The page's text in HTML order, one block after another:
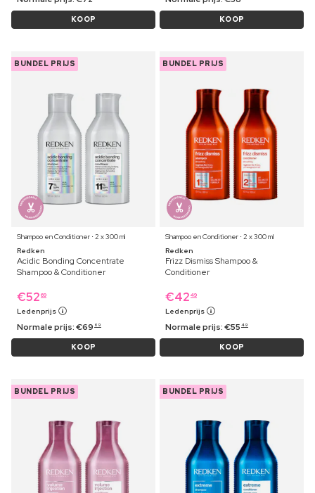
KOOP KOOP
BUNDEL PRIJS
Shampoo en Conditioner ⋅ 2 x 300 ml
Redken
Acidic Bonding Concentrate
Shampoo & Conditioner
€52 69
Ledenprijs
Normale prijs:€69 69
KOOP
BUNDEL PRIJS
Shampoo en Conditioner ⋅ 2 x 300 ml
Redken
Frizz Dismiss Shampoo &
Conditioner
€42 49
Ledenprijs
Normale prijs:€55 49
KOOP
BUNDEL PRIJS BUNDEL PRIJS